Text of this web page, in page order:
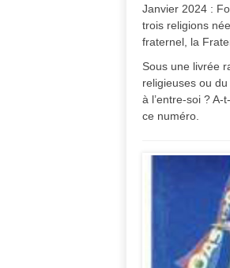
Janvier 2024 :
trois religions
fraternel, la
Sous une livrée
religieuses ou
à l’entre-soi ? A-
ce numéro.